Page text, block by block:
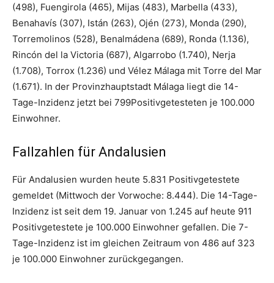
(498), Fuengirola (465), Mijas (483), Marbella (433),
Benahavís (307), Istán (263), Ojén (273), Monda (290),
Torremolinos (528), Benalmádena (689), Ronda (1.136),
Rincón del la Victoria (687), Algarrobo (1.740), Nerja
(1.708), Torrox (1.236) und Vélez Málaga mit Torre del Mar
(1.671). In der Provinzhauptstadt Málaga liegt die 14-
Tage-Inzidenz jetzt bei 799Positivgetesteten je 100.000
Einwohner.
Fallzahlen für Andalusien
Für Andalusien wurden heute 5.831 Positivgetestete
gemeldet (Mittwoch der Vorwoche: 8.444). Die 14-Tage-
Inzidenz ist seit dem 19. Januar von 1.245 auf heute 911
Positivgetestete je 100.000 Einwohner gefallen. Die 7-
Tage-Inzidenz ist im gleichen Zeitraum von 486 auf 323
je 100.000 Einwohner zurückgegangen.